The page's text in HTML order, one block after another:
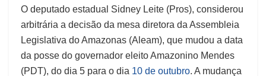
O deputado estadual Sidney Leite (Pros), considerou
arbitrária a decisão da mesa diretora da Assembleia
Legislativa do Amazonas (Aleam), que mudou a data
da posse do governador eleito Amazonino Mendes
(PDT), do dia 5 para o dia 10 de outubro. A mudança